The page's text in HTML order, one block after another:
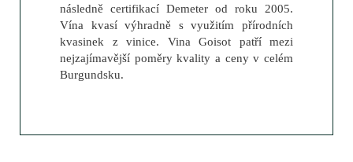
následně certifikací Demeter od roku 2005.
Vína kvasí výhradně s využitím přírodních
kvasinek z vinice. Vina Goisot patří mezi
nejzajímavější poměry kvality a ceny v celém
Burgundsku.